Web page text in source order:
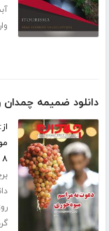
دانلود ضمیمه چمدان
از:
۸ صفحه